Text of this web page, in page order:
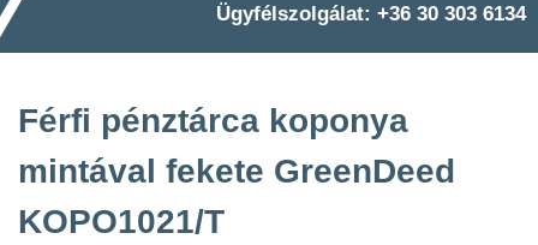
Ügyfélszolgálat: +36 30 303 6134
Férfi pénztárca koponya
mintával fekete GreenDeed
KOPO1021/T